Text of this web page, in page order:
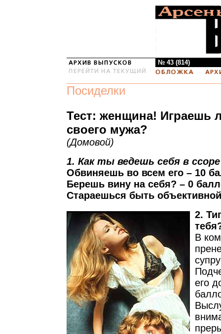
№ 43 (814)
Посиделки
Тест: женщина! Играешь
своего мужа?
(Домовой)
1. Как ты ведешь себя в
Обвиняешь во всем его – 10
Берешь вину на себя? – 0
Стараешься быть
2.
В
его